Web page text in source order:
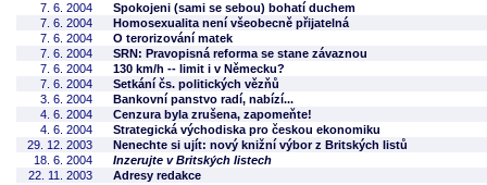
7. 6. 2004
Spokojeni (sami se sebou) bohatí duchem
7. 6. 2004
Homosexualita není všeobecně přijatelná
7. 6. 2004
O terorizování matek
7. 6. 2004
SRN: Pravopisná reforma se stane závaznou
7. 6. 2004
130 km/h -- limit i v Německu?
7. 6. 2004
Setkání čs. politických vězňů
3. 6. 2004
Bankovní panstvo radí, nabízí...
4. 6. 2004
Cenzura byla zrušena, zapomeňte!
4. 6. 2004
Strategická východiska pro českou ekonomiku
29. 12. 2003
Nenechte si ujít: nový knižní výbor z Britských listů
18. 6. 2004
Inzerujte v Britských listech
22. 11. 2003
Adresy redakce